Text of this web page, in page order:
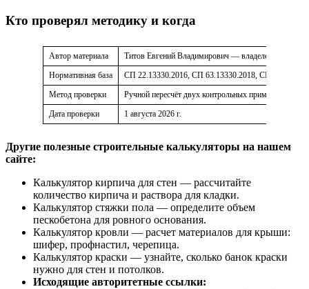
Кто проверял методику и когда
Автор материала
Титов Евгений Владимирович — владелец и
Нормативная база
СП 22.13330.2016, СП 63.13330.2018, СП
Метод проверки
Ручной пересчёт двух контрольных примеров
Дата проверки
1 августа 2026 г.
Другие полезные строительные калькуляторы на нашем
сайте:
Калькулятор кирпича для стен — рассчитайте
количество кирпича и раствора для кладки.
Калькулятор стяжки пола — определите объем
пескобетона для ровного основания.
Калькулятор кровли — расчет материалов для крыши:
шифер, профнастил, черепица.
Калькулятор краски — узнайте, сколько банок краски
нужно для стен и потолков.
Исходящие авторитетные ссылки: